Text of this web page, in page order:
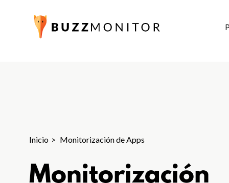
Inicio Monitorización de Apps
Monitorización